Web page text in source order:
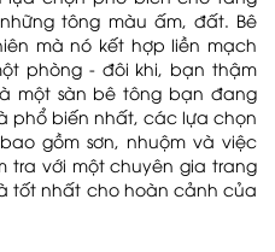
tông màu ấm, đất. Bê
mà nó kết hợp liền mạch
phòng - đôi khi, bạn thậm
một sàn bê tông bạn đang
phổ biến nhất, các lựa chọn
gồm sơn, nhuộm và việc
tra với một chuyên gia trang
tốt nhất cho hoàn cảnh của
viện Đa khoa Hồng Ngọc –
Minh